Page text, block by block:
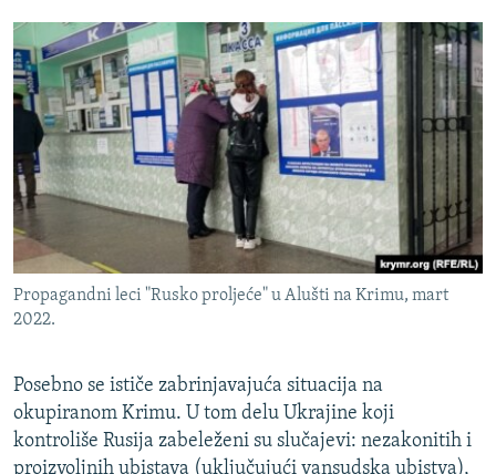
Propagandni leci "Rusko proljeće" u Alušti na Krimu, mart
2022.
Posebno se ističe zabrinjavajuća situacija na
okupiranom Krimu. U tom delu Ukrajine koji
kontroliše Rusija zabeleženi su slučajevi: nezakonitih i
proizvoljnih ubistava (uključujući vansudska ubistva),